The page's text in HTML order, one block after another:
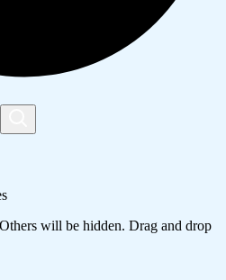
will be hidden. Drag and drop